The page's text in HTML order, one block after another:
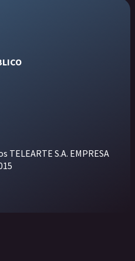
TELEARTE S.A. EMPRESA